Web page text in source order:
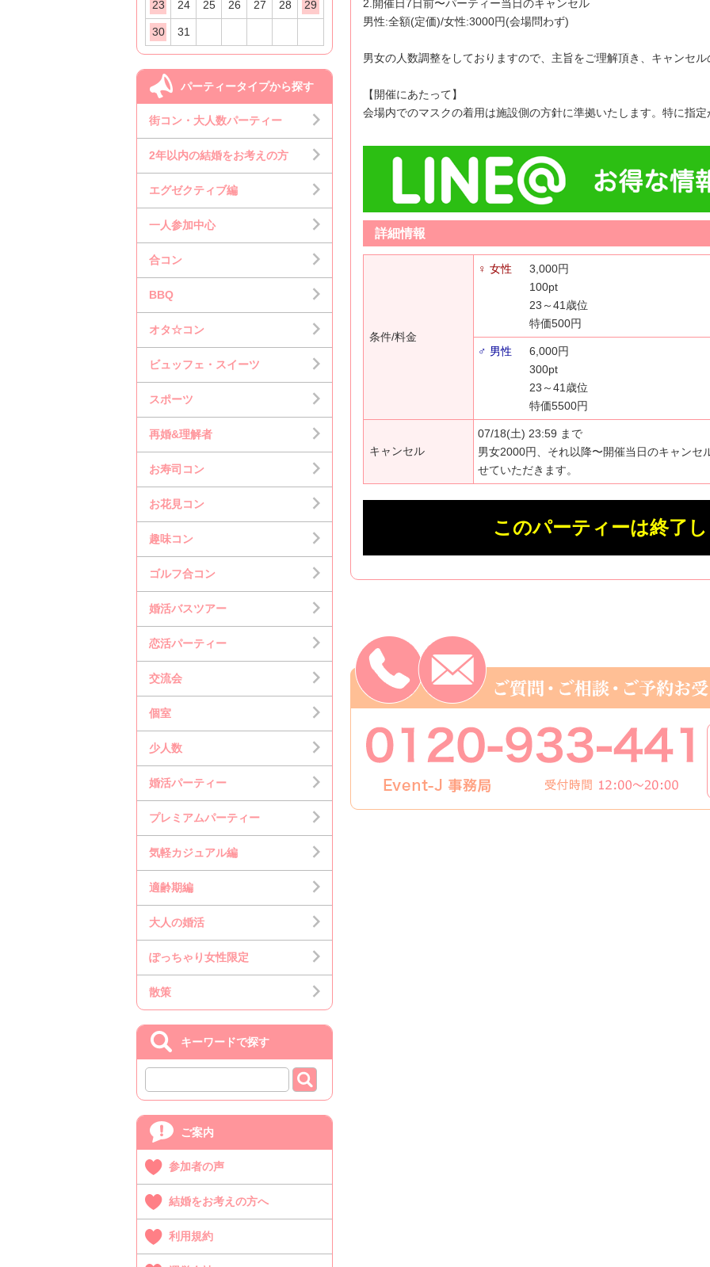
23 24 25 26 27 28 29
30 31
パーティータイプから探す
街コン・大人数パーティー
2年以内の結婚をお考えの方
エグゼクティブ編
一人参加中心
合コン
BBQ
オタ☆コン
ビュッフェ・スイーツ
スポーツ
再婚&理解者
お寿司コン
お花見コン
趣味コン
ゴルフ合コン
婚活バスツアー
恋活パーティー
交流会
個室
少人数
婚活パーティー
プレミアムパーティー
気軽カジュアル編
適齢期編
大人の婚活
ぽっちゃり女性限定
散策
キーワードで探す
ご案内
参加者の声
結婚をお考えの方へ
利用規約
2.開催日7日前〜パーティー当日のキャンセル
男性:全額(定価)/女性:3000円(会場問わず)
男女の人数調整をしておりますので、主旨をご理解頂き、キャンセ
【開催にあたって】
会場内でのマスクの着用は施設側の方針に準拠いたします。特に指
詳細情報
条件/料金
♀ 女性
3,000円
100pt
23～41歳位
特価500円
♂ 男性
6,000円
300pt
23～41歳位
特価5500円
キャンセル
07/18(土) 23:59 まで
男女2000円、それ以降〜開催当日のキャンセ
せていただきます。
このパーティーは終了